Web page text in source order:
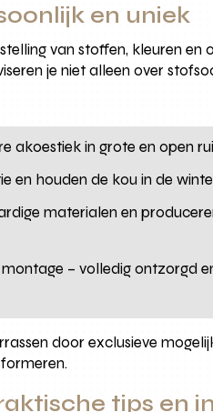
en uniek
van stoffen, kleuren
je niet alleen over
akoestiek in grote en open
en houden de kou in de
materialen en
– volledig ontzorgd
door exclusieve
tips en